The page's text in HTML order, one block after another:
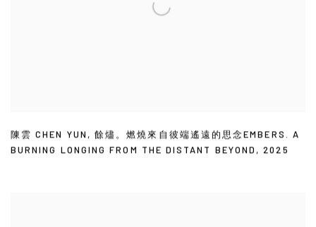
陳雲 CHEN YUN ,餘燼。燃燒來自彼端遙遠的思念EMBERS. A
BURNING LONGING FROM THE DISTANT BEYOND ,2025